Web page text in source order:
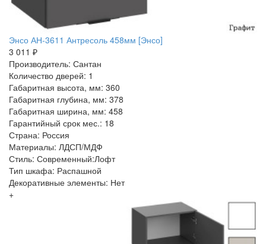
Энсо АН-3611 Антресоль 458мм [Энсо]
3 011 ₽
Производитель: Сантан
Количество дверей: 1
Габаритная высота, мм: 360
Габаритная глубина, мм: 378
Габаритная ширина, мм: 458
Гарантийный срок мес.: 18
Страна: Россия
Материалы: ЛДСП/МДФ
Стиль: Современный:Лофт
Тип шкафа: Распашной
Декоративные элементы: Нет
+